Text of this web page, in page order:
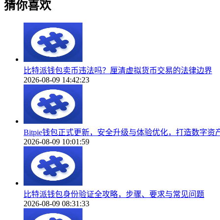
猜你喜欢
比特派钱包卖币违法吗？厘清虚拟货币交易的法律边界
2026-08-09 14:42:23
Bitpie钱包正式更新，安全升级与体验优化，打造数字资
2026-08-09 10:01:59
比特派钱包身份验证全攻略，步骤、要求与常见问题
2026-08-09 08:31:33